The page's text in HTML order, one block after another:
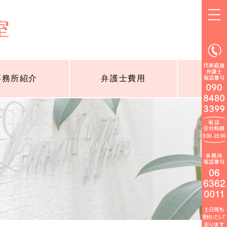
務所紹介 弁護士費用